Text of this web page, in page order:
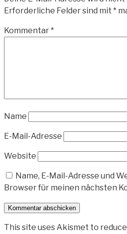
Erforderliche Felder sind mit *
Kommentar*
Name
E-Mail-Adresse
Website
Name, E-Mail-Adresse und
Browser für meinen nächsten
This site uses Akismet to reduce